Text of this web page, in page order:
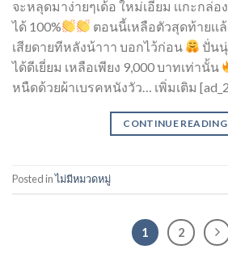
จะหลุดมาง่ายๆเด้อ ใหม่เอี่ยม เเกะกล่
ได้ 100%
ตอนนี้เหลือตัวสุดท้ายเเ
เสียดายทีหลังน้าาา บอกไว้ก่อน
ปั่น
ได้ดีเยี่ยม เหลือเพียง 9,000 บาทเท่านั้น
หนืดด้วยผ้าเบรคหนังวัว… เพิ่มเติม
CONTINUE READING
Posted inไม่มีหมวดหมู่
1 2